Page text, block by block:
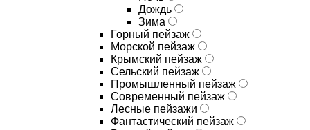
Дождь
Зима
Горный пейзаж
Морской пейзаж
Крымский пейзаж
Сельский пейзаж
Промышленный пейзаж
Современный пейзаж
Лесные пейзажи
Фантастический пейзаж